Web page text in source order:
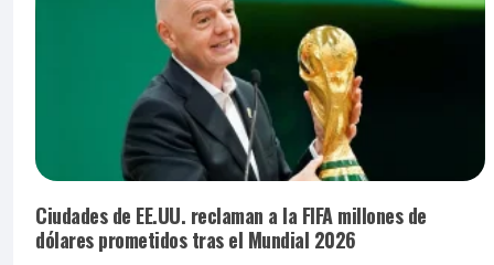
Ciudades de EE.UU. reclaman a la FIFA millones de
dólares prometidos tras el Mundial 2026